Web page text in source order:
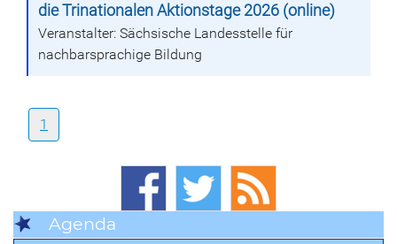
die Trinationalen Aktionstage 2026 (online)
Veranstalter: Sächsische Landesstelle für
nachbarsprachige Bildung
1
Agenda